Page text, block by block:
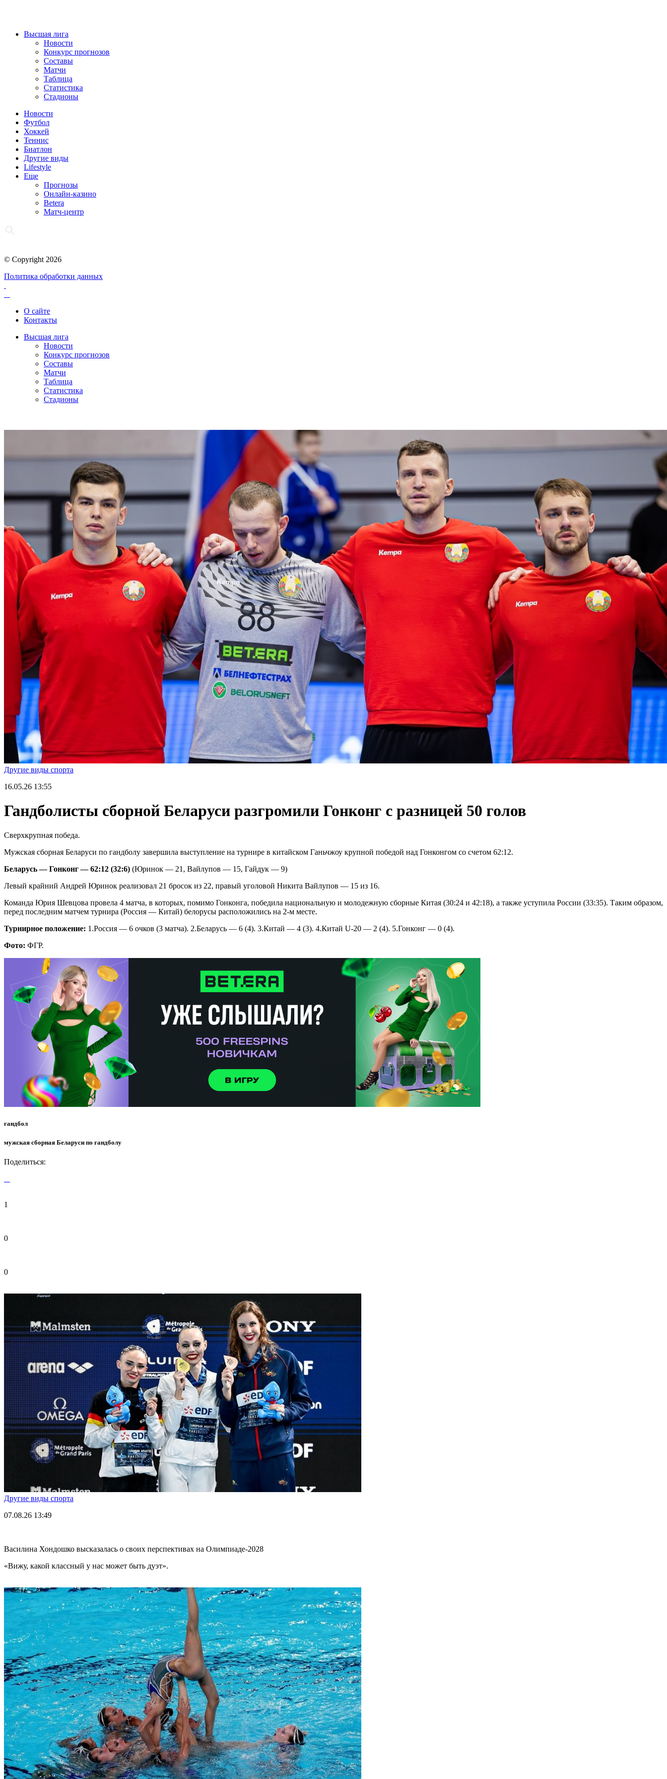
Высшая лига
Новости
Конкурс прогнозов
Составы
Матчи
Таблица
Статистика
Стадионы
Новости
Футбол
Хоккей
Теннис
Биатлон
Другие виды
Lifestyle
Еще
Прогнозы
Онлайн-казино
Betera
Матч-центр
© Copyright 2026
Политика обработки данных
О сайте
Контакты
Высшая лига
Новости
Конкурс прогнозов
Составы
Матчи
Таблица
Статистика
Стадионы
Другие виды спорта
16.05.26 13:55
Гандболисты сборной Беларуси разгромили Гонконг с разницей 50 голов
Сверхкрупная победа.
Мужская сборная Беларуси по гандболу завершила выступление на турнире в китайском Ганьчжоу крупной победой над Гонконгом со счетом 62:12.
Беларусь — Гонконг — 62:12 (32:6) (Юринок — 21, Вайлупов — 15, Гайдук — 9)
Левый крайний Андрей Юринок реализовал 21 бросок из 22, правый уголовой Никита Вайлупов — 15 из 16.
Команда Юрия Шевцова провела 4 матча, в которых, помимо Гонконга, победила национальную и молодежную сборные Китая (30:24 и 42:18), а также уступила России (33:35). Таким образом,
перед последним матчем турнира (Россия — Китай) белорусы расположились на 2-м месте.
Турнирное положение: 1.Россия — 6 очков (3 матча). 2.Беларусь — 6 (4). 3.Китай — 4 (3). 4.Китай U-20 — 2 (4). 5.Гонконг — 0 (4).
Фото: ФГР.
гандбол
мужская сборная Беларуси по гандболу
Поделиться:
1
0
0
Другие виды спорта
07.08.26 13:49
Василина Хондошко высказалась о своих перспективах на Олимпиаде-2028
«Вижу, какой классный у нас может быть дуэт».